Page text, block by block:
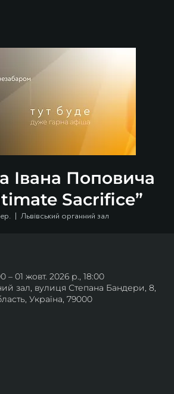
Івана Поповича
Sacrifice”
  |
Львівський органний зал
– 01 жовт. 2026 р., 18:00
зал, вулиця Степана Бандери, 8,
Україна, 79000